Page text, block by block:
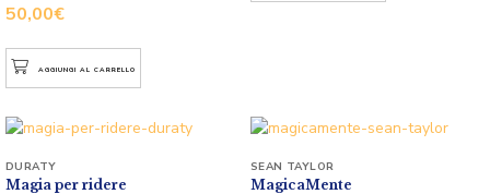
50,00€
AGGIUNGI AL CARRELLO
Magia per ridere
DURATY
MagicaMente
SEAN TAYLOR